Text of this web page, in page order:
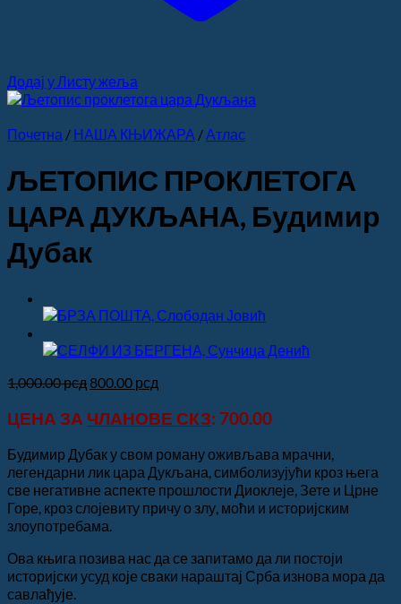
Додај у Листу жеља
Почетна / НАША КЊИЖАРА /Атлас
ЉЕТОПИС ПРОКЛЕТОГА
ЦАРА ДУКЉАНА, Будимир
Дубак
1,000.00рсд Оригинална
је
1,000.00 рсд.
800.00 рсд
је:
ЦЕНА ЗА ЧЛАНОВЕ СКЗ: 700.00
Будимир Дубак у свом роману оживљава мрачни,
легендарни лик цара Дукљана, симболизујући кроз њега
све негативне аспекте прошлости Диоклеје, Зете и Црне
Горе, кроз слојевиту причу о злу, моћи и историјским
злоупотребама.
Ова књига позива нас да се запитамо да ли постоји
историјски усуд које сваки нараштај Срба изнова мора да
савлађује.